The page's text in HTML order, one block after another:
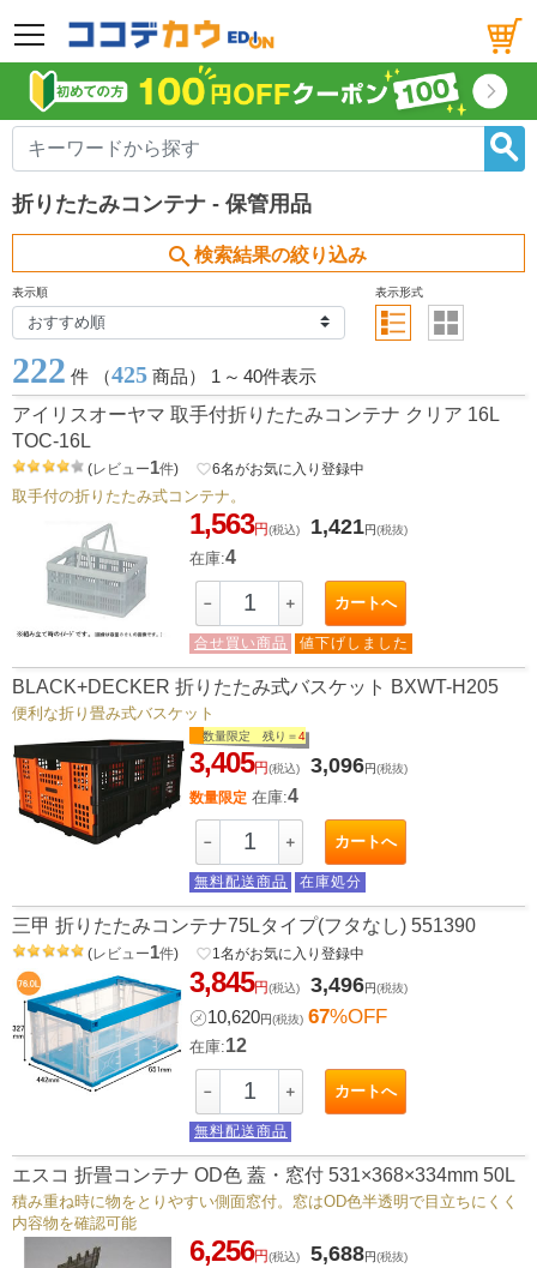
メニュー
折りたたみコンテナ - 保管用品
search 検索結果の絞り込み
表示順 表示形式
222 件 （425 商品） 1 ～ 40件表示
アイリスオーヤマ 取手付折りたたみコンテナ クリア 16L
TOC-16L
(レビュー1件) favorite_border6名がお気に入り登録中
取手付の折りたたみ式コンテナ。
1,563円(税込) 1,421円(税抜)
在庫:4
－ ＋ カートへ
合せ買い商品 値下げしました
BLACK+DECKER 折りたたみ式バスケット BXWT-H205
便利な折り畳み式バスケット
数量限定 残り＝4
3,405円(税込) 3,096円(税抜)
数量限定 在庫:4
－ ＋ カートへ
無料配送商品 在庫処分
三甲 折りたたみコンテナ75Lタイプ(フタなし) 551390
(レビュー1件) favorite_border1 名がお気に入り登録中
3,845円(税込) 3,496円(税抜)
㋱10,620円(税抜) 67%OFF
在庫:12
－ ＋ カートへ
無料配送商品
エスコ 折畳コンテナ OD色 蓋・窓付 531×368×334mm 50L
積み重ね時に物をとりやすい側面窓付。窓はOD色半透明で目立ちにくく
内容物を確認可能
6,256円(税込) 5,688円(税抜)